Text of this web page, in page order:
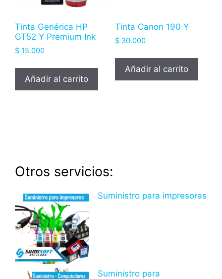
Tinta Genérica HP
GT52 Y Premium Ink
$ 15.000
Añadir al carrito
Tinta Canon 190 Y
$30.000
Añadir al carrito
Otros servicios:
Suministro para impresoras
Suministro para